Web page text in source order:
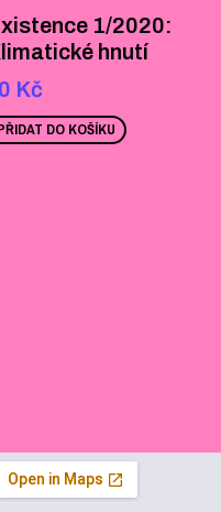
1/2020:
hnutí
Kč
DO KOŠÍKU